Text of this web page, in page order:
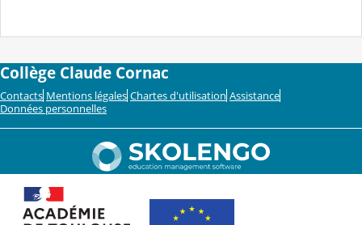
Collège Claude Cornac
Contacts Mentions légales Chartes d'utilisation Assistance
Données personnelles